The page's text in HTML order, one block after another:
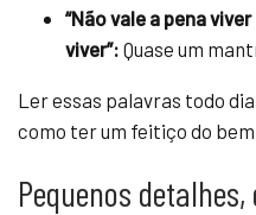
“Não vale a pena
viver”: Quase um
Ler essas palavras todo
como ter um feitiço do
Pequenos